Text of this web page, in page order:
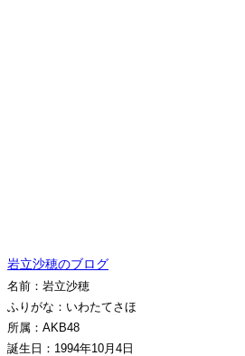
岩立沙穂のブログ
名前：岩立沙穂
ふりがな：いわたてさほ
所属：AKB48
誕生日：1994年10月4日